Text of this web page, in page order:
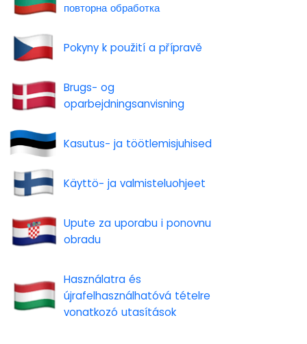
повторна обработка
Pokyny k použití a přípravě
Brugs- og
oparbejdningsanvisning
Kasutus- ja töötlemisjuhised
Käyttö- ja valmisteluohjeet
Upute za uporabu i ponovnu
obradu
Használatra és
újrafelhasználhatóvá tételre
vonatkozó utasítások